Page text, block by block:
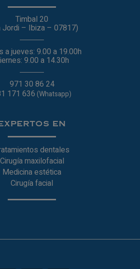
Timbal 20
Jordi – Ibiza – 07817)
a jueves: 9.00 a 19.00h
9.00 a 14.30h
971 30 86 24
171 636(Whatsapp)
EN
dentales
Cirugía maxilofacial
Medicina estética
Cirugía facial